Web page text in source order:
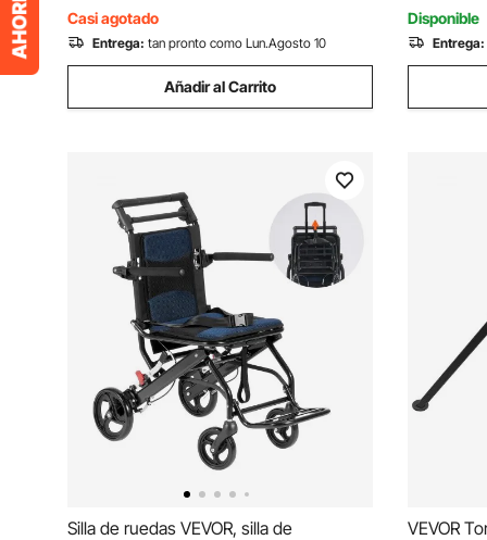
mascotas de aluminio liviano para
coches, SUV y camiones, soporta hasta
150 libras
Casi agotado
Entrega: tan pronto como Lun.Agosto 10
Añadir al Carrito
Marino
Disponible
Entrega:
Silla de ruedas VEVOR, silla de
VEVOR